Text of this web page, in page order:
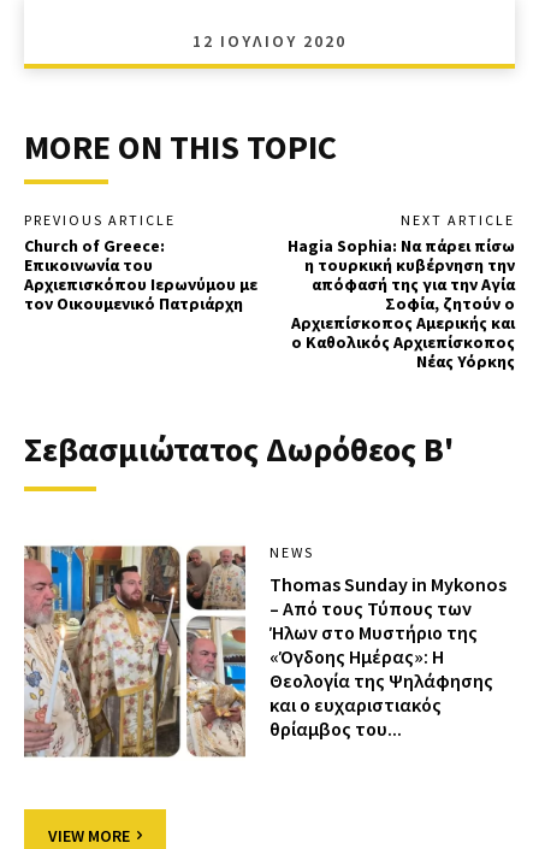
12 ΙΟΥΛΊΟΥ 2020
MORE ON THIS TOPIC
PREVIOUS ARTICLE
Church of Greece:
Επικοινωνία του
Αρχιεπισκόπου Ιερωνύμου με
τον Οικουμενικό Πατριάρχη
NEXT ARTICLE
Hagia Sophia: Να πάρει πίσω
η τουρκική κυβέρνηση την
απόφασή της για την Αγία
Σοφία, ζητούν ο
Αρχιεπίσκοπος Αμερικής και
ο Καθολικός Αρχιεπίσκοπος
Νέας Υόρκης
Σεβασμιώτατος Δωρόθεος Β'
NEWS
Thomas Sunday in Mykonos
– Από τους Τύπους των
Ήλων στο Μυστήριο της
«Όγδοης Ημέρας»: Η
Θεολογία της Ψηλάφησης
και ο ευχαριστιακός
θρίαμβος του...
VIEW MORE